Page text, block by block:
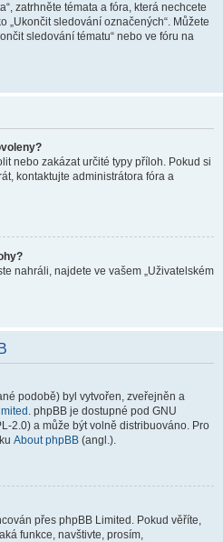
zatrhněte témata a fóra, která nechcete
„Ukončit sledování označených“. Můžete
sledování tématu“ nebo ve fóru na
nebo zakázat určité typy příloh. Pokud si
kontaktujte administrátora fóra a
nahráli, najdete ve vašem „Uživatelském
podobě) byl vytvořen, zveřejněn a
. phpBB je dostupné pod GNU
2.0) a může být volně distribuováno. Pro
About phpBB (angl.).
přes phpBB Limited. Pokud věříte,
funkce, navštivte, prosím,